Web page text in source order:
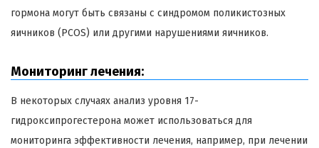
гормона могут быть связаны с синдромом поликистозных
яичников (PCOS) или другими нарушениями яичников.
Мониторинг лечения:
В некоторых случаях анализ уровня 17-
гидроксипрогестерона может использоваться для
мониторинга эффективности лечения, например, при лечении